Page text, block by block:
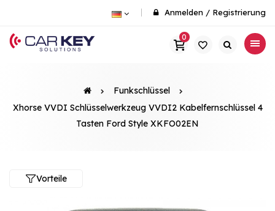
Anmelden / Registrierung
0
Funkschlüssel
Xhorse VVDI Schlüsselwerkzeug VVDI2 Kabelfernschlüssel 4
Tasten Ford Style XKFO02EN
Vorteile